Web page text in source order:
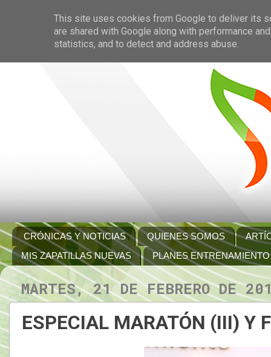
CRÓNICAS Y NOTICIAS QUIENES SOMOS
MIS ZAPATILLAS NUEVAS
PLANES ENTRENAMIENTO
MARTES, 21 DE FEBRERO DE
ESPECIAL MARATÓN (III) Y
This site uses cookies from Google to deliver its
are shared with Google along with performance
statistics, and to detect and address abuse.